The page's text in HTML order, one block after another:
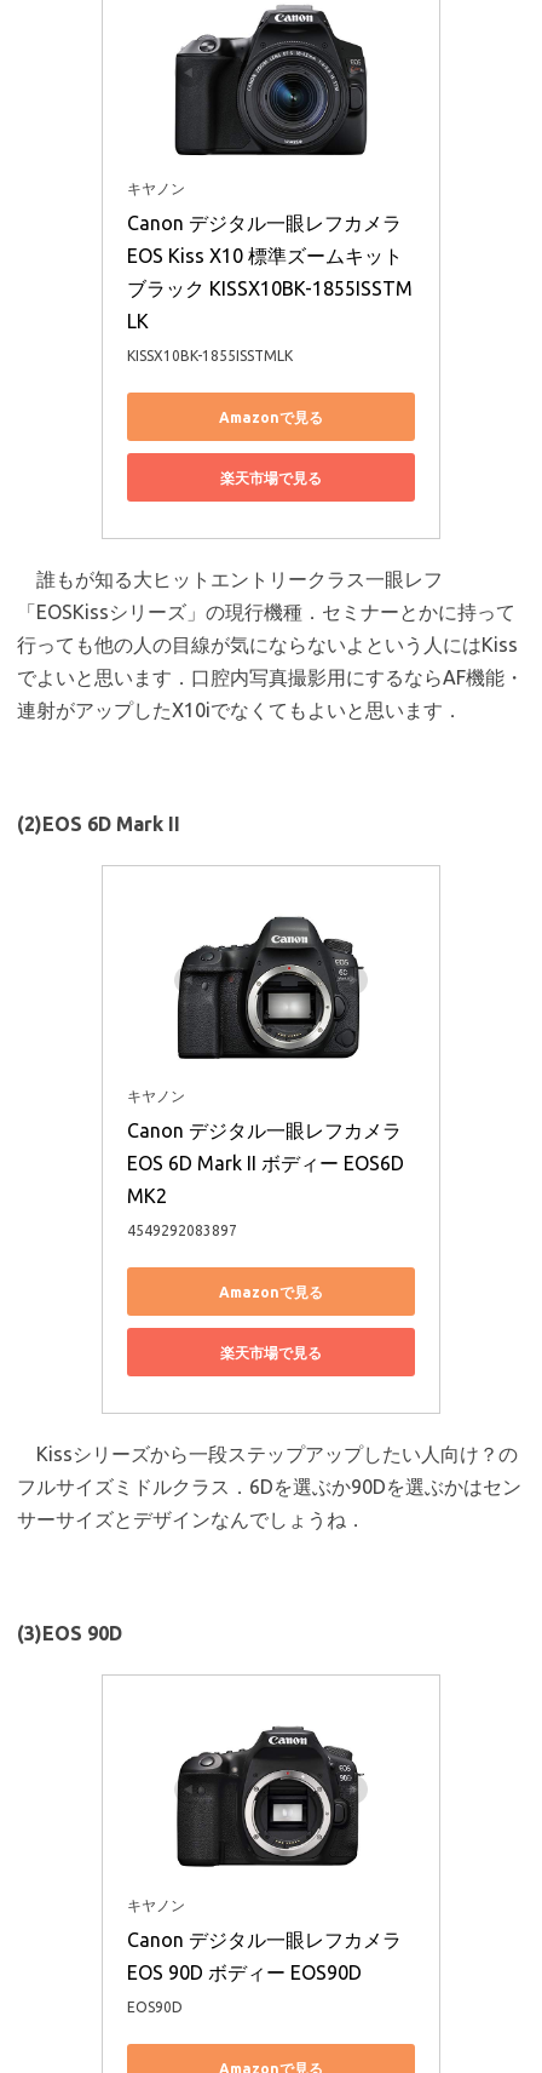
キヤノン
Canon デジタル一眼レフカメラ
EOS Kiss X10 標準ズームキット
ブラック KISSX10BK-1855ISSTM
LK
KISSX10BK-1855ISSTMLK
Amazonで見る
楽天市場で見る
誰もが知る大ヒットエントリークラス一眼レフ
「EOSKissシリーズ」の現行機種．セミナーとかに持って
行っても他の人の目線が気にならないよという人にはKiss
でよいと思います．口腔内写真撮影用にするならAF機能・
連射がアップしたX10iでなくてもよいと思います．
(2)EOS 6D Mark II
キヤノン
Canon デジタル一眼レフカメラ
EOS 6D Mark II ボディー EOS6D
MK2
4549292083897
Amazonで見る
楽天市場で見る
Kissシリーズから一段ステップアップしたい人向け？の
フルサイズミドルクラス．6Dを選ぶか90Dを選ぶかはセン
サーサイズとデザインなんでしょうね．
(3)EOS 90D
キヤノン
Canon デジタル一眼レフカメラ
EOS 90D ボディー EOS90D
EOS90D
Amazonで見る